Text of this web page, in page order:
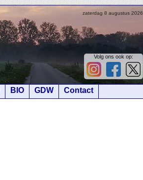
zaterdag 8 augustus 2026
Volg ons ook op:
BIO GDW Contact